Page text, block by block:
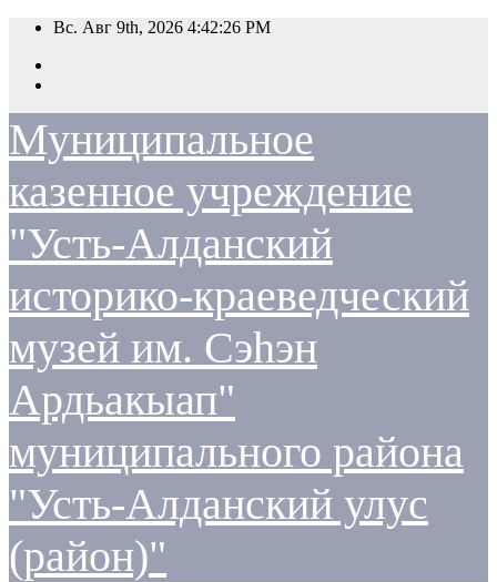
Перейти
содержимому
Вс. Авг 9th, 2026 4:42:26 PM
Муниципальное
казенное учреждение
"Усть-Алданский
историко-краеведческий
музей им. Сэһэн
Ардьакыап"
муниципального района
"Усть-Алданский улус
(район)"